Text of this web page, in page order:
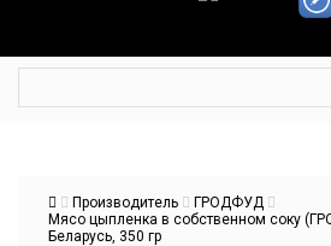
Производитель
ГРОДФУД
Мясо цыпленка в собственном соку
Беларусь, 350 гр